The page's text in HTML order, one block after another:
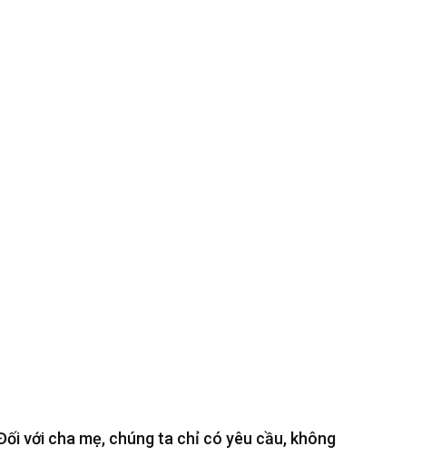
với cha mẹ, chúng ta chỉ có yêu cầu, không